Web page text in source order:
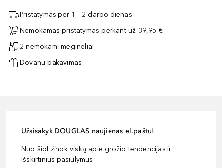
Pristatymas per 1 - 2 darbo dienas
Nemokamas pristatymas perkant už 39,95 €
2 nemokami mėginėliai
Dovanų pakavimas
Užsisakyk DOUGLAS naujienas el.paštu!
Nuo šiol žinok viską apie grožio tendencijas ir
išskirtinius pasiūlymus